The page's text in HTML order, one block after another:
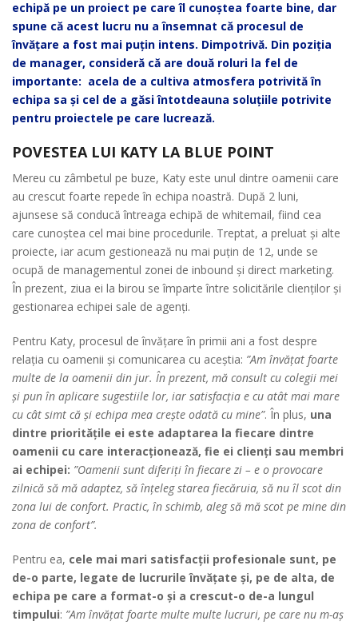
echipă pe un proiect pe care îl cunoștea foarte bine, dar
spune că acest lucru nu a însemnat că procesul de
învățare a fost mai puțin intens. Dimpotrivă. Din poziția
de manager, consideră că are două roluri la fel de
importante: acela de a cultiva atmosfera potrivită în
echipa sa și cel de a găsi întotdeauna soluțiile potrivite
pentru proiectele pe care lucrează.
POVESTEA LUI KATY LA BLUE POINT
Mereu cu zâmbetul pe buze, Katy este unul dintre oamenii care
au crescut foarte repede în echipa noastră. După 2 luni,
ajunsese să conducă întreaga echipă de whitemail, fiind cea
care cunoștea cel mai bine procedurile. Treptat, a preluat și alte
proiecte, iar acum gestionează nu mai puțin de 12, unde se
ocupă de managementul zonei de inbound și direct marketing.
În prezent, ziua ei la birou se împarte între solicitările clienților și
gestionarea echipei sale de agenți.
Pentru Katy, procesul de învățare în primii ani a fost despre
relația cu oamenii și comunicarea cu aceștia: ”Am învățat foarte
multe de la oamenii din jur. În prezent, mă consult cu colegii mei
și pun în aplicare sugestiile lor, iar satisfacția e cu atât mai mare
cu cât simt că și echipa mea crește odată cu mine”. În plus, una
dintre prioritățile ei este adaptarea la fiecare dintre
oamenii cu care interacționează, fie ei clienți sau membri
ai echipei: ”Oamenii sunt diferiți în fiecare zi – e o provocare
zilnică să mă adaptez, să înțeleg starea fiecăruia, să nu îl scot din
zona lui de confort. Practic, în schimb, aleg să mă scot pe mine din
zona de confort”.
Pentru ea, cele mai mari satisfacții profesionale sunt, pe
de-o parte, legate de lucrurile învățate și, pe de alta, de
echipa pe care a format-o și a crescut-o de-a lungul
timpului: ”Am învățat foarte multe multe lucruri, pe care nu m-aș